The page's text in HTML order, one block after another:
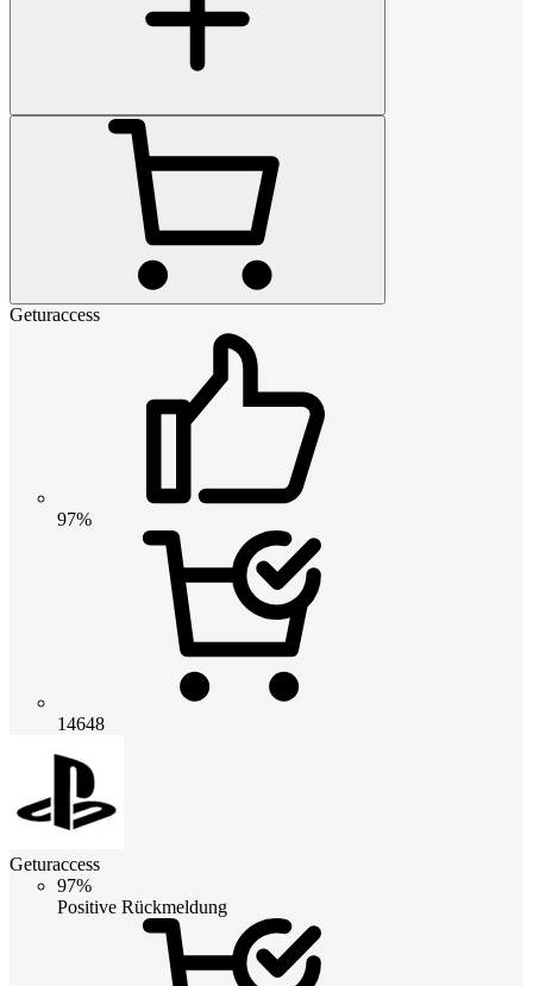
Geturaccess
97%
14648
Geturaccess
97%
Positive Rückmeldung